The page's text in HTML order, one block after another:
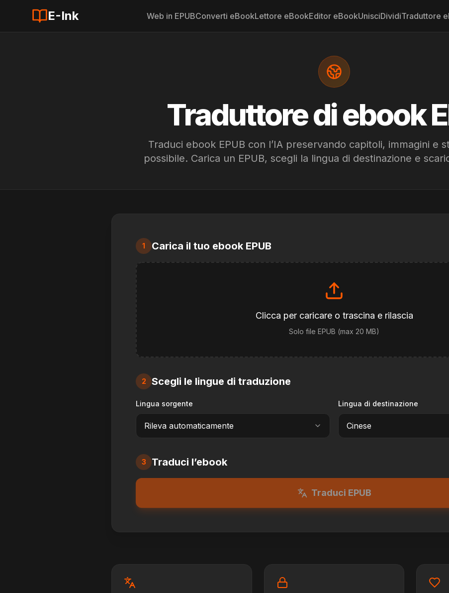
E-Ink Web in EPUBConverti eBookLettore eBookEditor eBookUnisciDividiTraduttore
Traduttore di ebook
Traduci ebook EPUB con l’IA preservando capitoli, immagini e
possibile. Carica un EPUB, scegli la lingua di destinazione e
1 Carica il tuo ebook EPUB
Clicca per caricare o trascina e rilascia
Solo file EPUB (max 20 MB)
2 Scegli le lingue di traduzione
Lingua sorgente
Rileva automaticamente
Lingua di destinazione
Cinese
3 Traduci l’ebook
Traduci EPUB